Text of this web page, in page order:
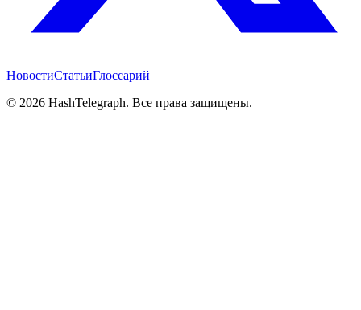
НовостиСтатьиГлоссарий
© 2026 HashTelegraph. Все права защищены.